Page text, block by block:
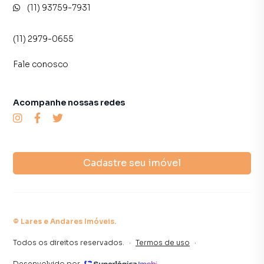
(11) 93759-7931
(11) 2979-0655
Fale conosco
Cadastre seu imóvel
Acompanhe nossas redes
© Lares e Andares Imóveis.
Todos os direitos reservados. · Termos de uso ·